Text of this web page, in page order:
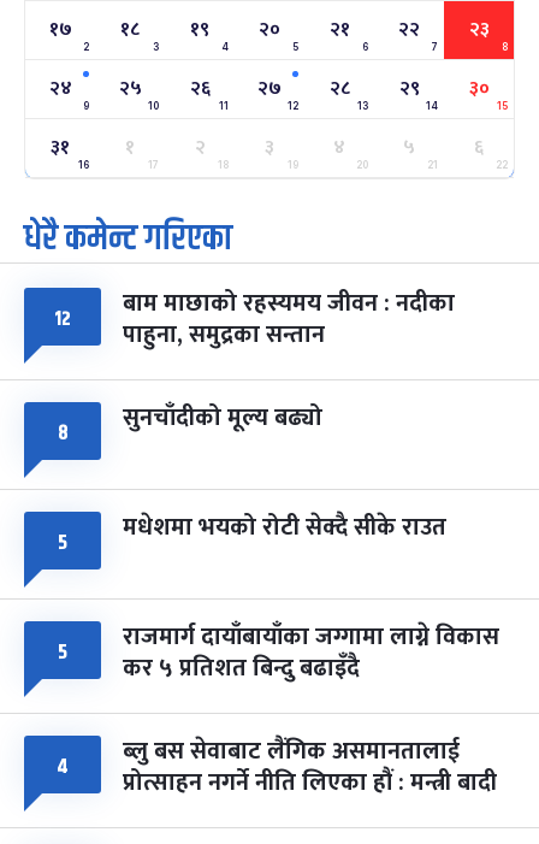
सोम
अन्तराष्ट्रिय नारी दिवस
फाल्गुन २४, २०८३- Mar 8, 2027
७ महिना बाँकी
२५
मंगल
ग्याल्पो ल्होसार
फाल्गुन २५, २०८३ Mar 9, 2027
७ महिना बाँकी
७
आइत
पूर्णिमा व्रत
चैत्र ७, २०८३-Mar 21, 2027
८ फागुपूर्णिमा
चैत्र ८, २०८३-Mar 22, 2027
७ महिना बाँकी
१७
2
१८
3
१९
4
२०
5
२१
6
२२
7
२३
8
२४
9
२५
10
२६
11
२७
12
२८
13
२९
14
३०
15
३१
16
१
17
२
18
३
19
४
20
५
21
६
22
धेरै कमेन्ट गरिएका
१२ बाम माछाको रहस्यमय जीवन : नदीका
पाहुना, समुद्रका सन्तान
८ सुनचाँदीको मूल्य बढ्यो
५ मधेशमा भयको रोटी सेक्दै सीके राउत
५ राजमार्ग दायाँबायाँका जग्गामा लाग्ने विकास
कर ५ प्रतिशत बिन्दु बढाइँदै
४ ब्लु बस सेवाबाट लैंगिक असमानतालाई
प्रोत्साहन नगर्ने नीति लिएका हौं : मन्त्री बादी